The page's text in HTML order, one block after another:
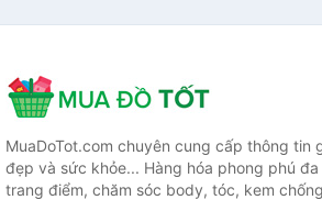
MuaDoTot.com chuyên cung cấp thông tin
đẹp và sức khỏe... Hàng hóa phong phú
trang điểm, chăm sóc body, tóc, kem